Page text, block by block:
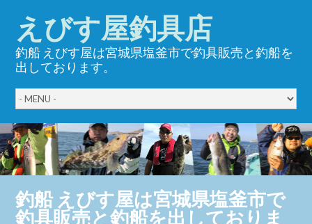
えびす屋釣具店
釣船 えびす屋は宮城県塩釜市で釣具販売と釣船を
出しております。
釣船 えびす屋は宮城県塩釜市で
釣具販売と釣船を出しておりま